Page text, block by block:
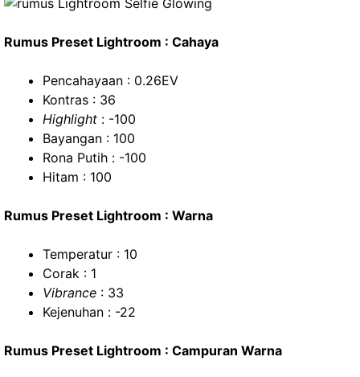
Rumus Preset Lightroom : Cahaya
Pencahayaan : 0.26EV
Kontras : 36
Highlight : -100
Bayangan : 100
Rona Putih : -100
Hitam : 100
Rumus Preset Lightroom : Warna
Temperatur : 10
Corak : 1
Vibrance : 33
Kejenuhan : -22
Rumus Preset Lightroom : Campuran Warna